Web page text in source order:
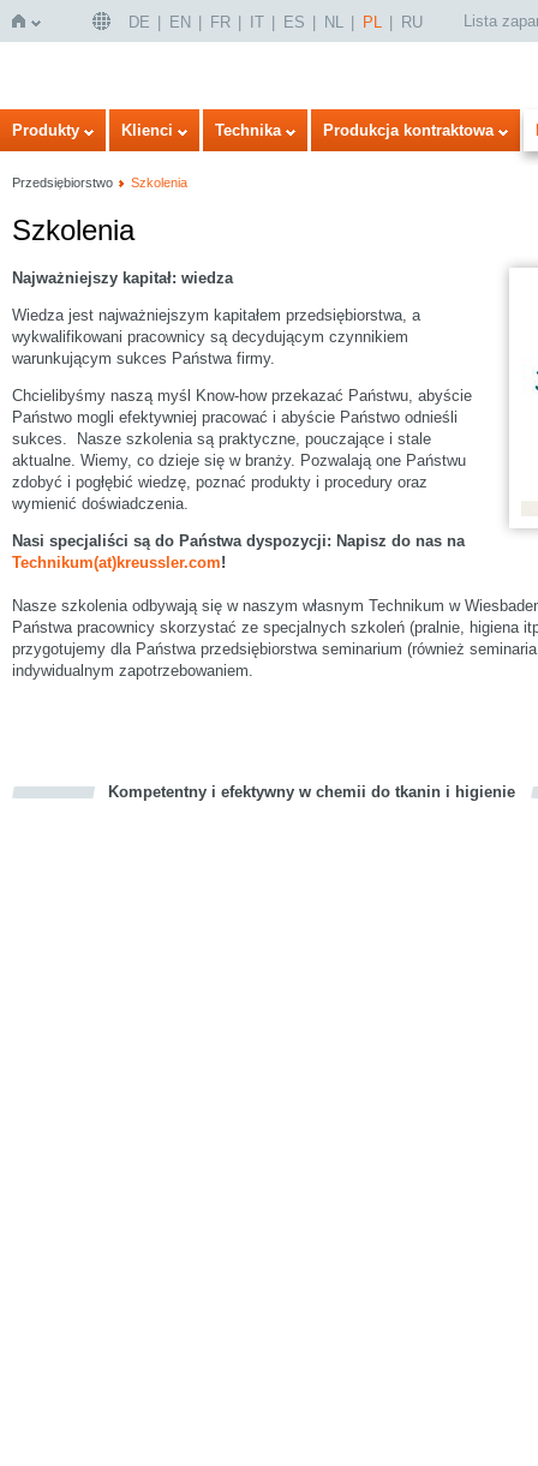
Strona
główna
DE EN FR IT ES NL PL RU Lista
Produkty Klienci Technika Produkcja kontraktowa
Przedsiębiorstwo Szkolenia
Szkolenia
Najważniejszy kapitał: wiedza
Wiedza jest najważniejszym kapitałem przedsiębiorstwa, a
wykwalifikowani pracownicy są decydującym czynnikiem
warunkującym sukces Państwa firmy.
Chcielibyśmy naszą myśl Know-how przekazać Państwu, abyście
Państwo mogli efektywniej pracować i abyście Państwo odnieśli
sukces. Nasze szkolenia są praktyczne, pouczające i stale
aktualne. Wiemy, co dzieje się w branży. Pozwalają one Państwu
zdobyć i pogłębić wiedzę, poznać produkty i procedury oraz
wymienić doświadczenia.
Nasi specjaliści są do Państwa dyspozycji: Napisz do nas na
Technikum(at)kreussler.com!
Nasze szkolenia odbywają się w naszym własnym Technikum w
Państwa pracownicy skorzystać ze specjalnych szkoleń (pralnie, higiena
przygotujemy dla Państwa przedsiębiorstwa seminarium (również
indywidualnym zapotrzebowaniem.
Kompetentny i efektywny w chemii do tkanin i higienie